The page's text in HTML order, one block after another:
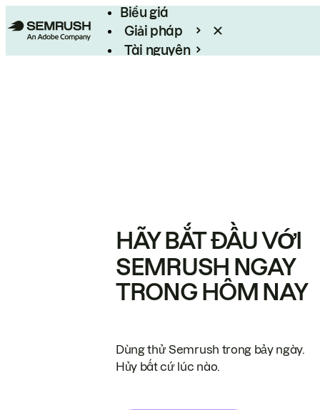
Biểu giá
Giải pháp
Tài nguyên
HÃY BẮT ĐẦU VỚI
SEMRUSH NGAY
TRONG HÔM NAY
Dùng thử Semrush trong bảy ngày.
Hủy bất cứ lúc nào.